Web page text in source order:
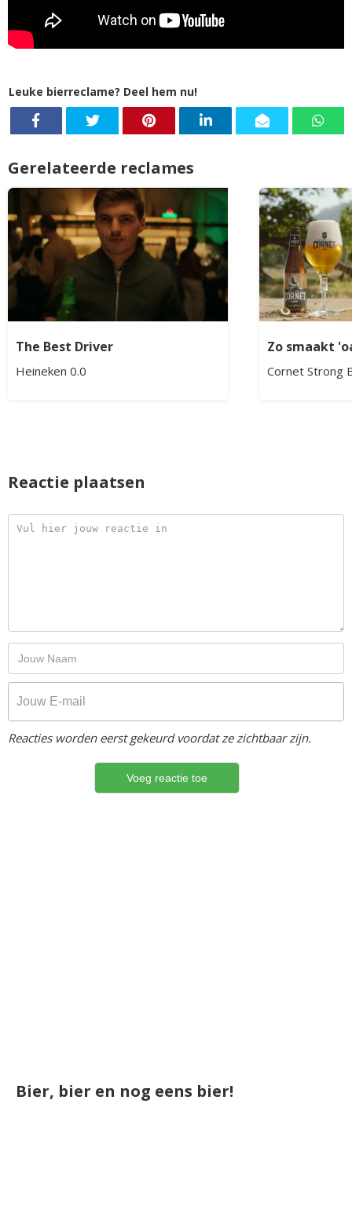
Leuke bierreclame? Deel hem nu!
Gerelateerde reclames
The Best Driver
Heineken 0.0
Zo smaakt
Cornet Strong
Reactie plaatsen
Reacties worden eerst gekeurd voordat ze zichtbaar zijn.
Bier, bier en nog eens bier!